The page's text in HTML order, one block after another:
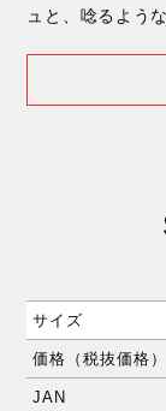
ュと、唸るよう
サイズ
価格（税抜価格）
JAN